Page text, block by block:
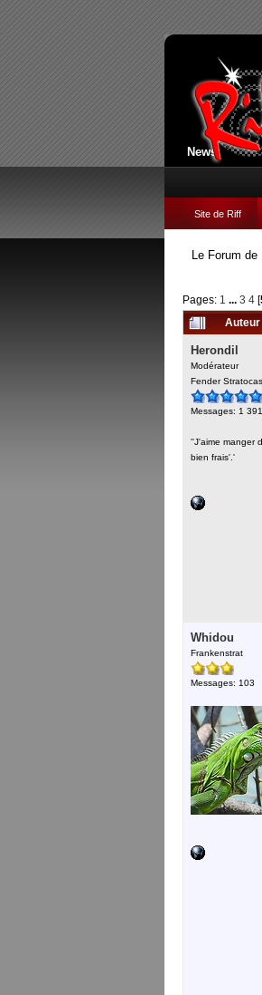
News:
Site de Riff
Le Forum de
Pages: 1 ... 3 4 [
Auteur
Herondil
Modérateur
Fender
Messages: 1 391
''J'aime manger
bien frais'.'
Whidou
Frankenstrat
Messages: 103